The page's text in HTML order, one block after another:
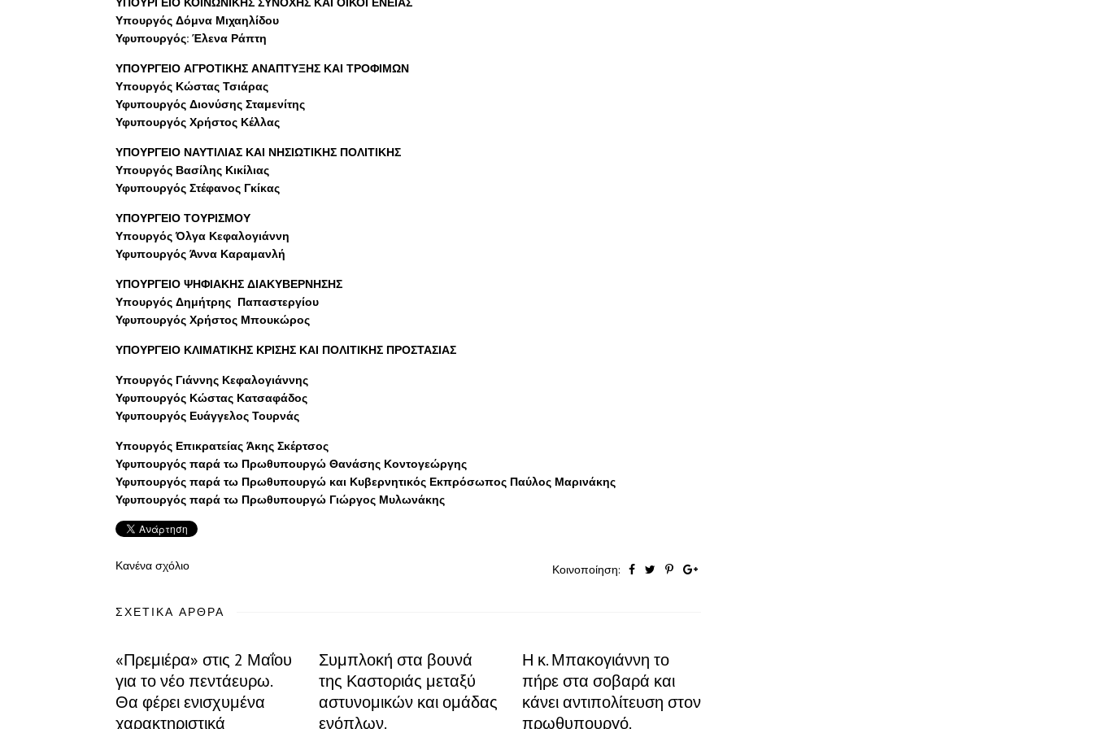
Υπουργός Δόμνα Μιχαηλίδου
Υφυπουργός: Έλενα Ράπτη
ΥΠΟΥΡΓΕΙΟ ΑΓΡΟΤΙΚΗΣ ΑΝΑΠΤΥΞΗΣ ΚΑΙ ΤΡΟΦΙΜΩΝ
Υπουργός Κώστας Τσιάρας
Υφυπουργός Διονύσης Σταμενίτης
Υφυπουργός Χρήστος Κέλλας
ΥΠΟΥΡΓΕΙΟ ΝΑΥΤΙΛΙΑΣ ΚΑΙ ΝΗΣΙΩΤΙΚΗΣ ΠΟΛΙΤΙΚΗΣ
Υπουργός Βασίλης Κικίλιας
Υφυπουργός Στέφανος Γκίκας
ΥΠΟΥΡΓΕΙΟ ΤΟΥΡΙΣΜΟΥ
Υπουργός Όλγα Κεφαλογιάννη
Υφυπουργός Άννα Καραμανλή
ΥΠΟΥΡΓΕΙΟ ΨΗΦΙΑΚΗΣ ΔΙΑΚΥΒΕΡΝΗΣΗΣ
Υπουργός Δημήτρης Παπαστεργίου
Υφυπουργός Χρήστος Μπουκώρος
ΥΠΟΥΡΓΕΙΟ ΚΛΙΜΑΤΙΚΗΣ ΚΡΙΣΗΣ ΚΑΙ ΠΟΛΙΤΙΚΗΣ ΠΡΟΣΤΑΣΙΑΣ
Υπουργός Γιάννης Κεφαλογιάννης
Υφυπουργός Κώστας Κατσαφάδος
Υφυπουργός Ευάγγελος Τουρνάς
Υπουργός Επικρατείας Άκης Σκέρτσος
Υφυπουργός παρά τω Πρωθυπουργώ Θανάσης Κοντογεώργης
Υφυπουργός παρά τω Πρωθυπουργώ και Κυβερνητικός Εκπρόσωπος Παύλος Μαρινάκης
Υφυπουργός παρά τω Πρωθυπουργώ Γιώργος Μυλωνάκης
Κανένα σχόλιο Κοινοποίηση:
ΣΧΕΤΙΚΆ ΆΡΘΡΑ
«Πρεμιέρα» στις 2 Μαΐου
για το νέο πεντάευρω.
Θα φέρει ενισχυμένα
χαρακτηριστικά
Συμπλοκή στα βουνά
της Καστοριάς μεταξύ
αστυνομικών και ομάδας
ενόπλων.
Η κ. Μπακογιάννη το
πήρε στα σοβαρά και
κάνει αντιπολίτευση στον
πρωθυπουργό.